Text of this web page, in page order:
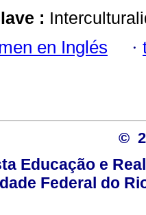
:
en Inglés ·
©
Educação e
Federal do